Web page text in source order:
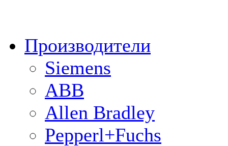
Производители
Siemens
ABB
Allen Bradley
Pepperl+Fuchs